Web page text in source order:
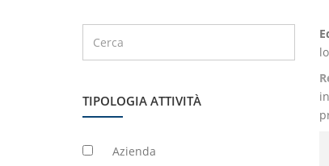
TIPOLOGIA ATTIVITÀ
Azienda